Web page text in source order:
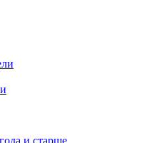
и старше